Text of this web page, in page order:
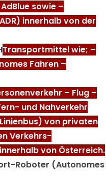
sowie –
innerhalb von der
Transportmittel wie; –
Fahren –
– Flug –
und Nahverkehr
von privaten
Verkehrs-
von Österreich.
Roboter (Autonomes